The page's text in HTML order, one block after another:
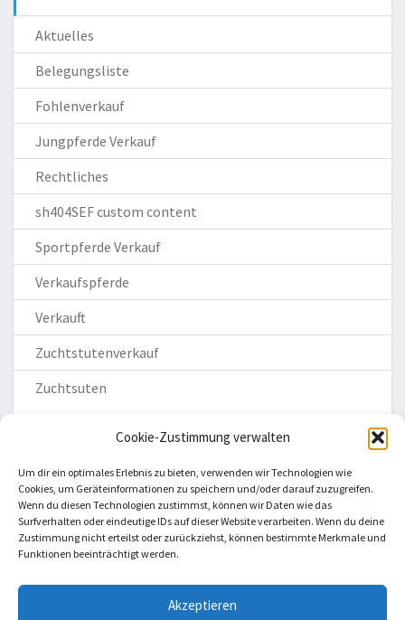
Cookie-Zustimmung verwalten
Um dir ein optimales Erlebnis zu bieten, verwenden wir Technologien wie
Cookies, um Geräteinformationen zu speichern und/oder darauf zuzugreifen.
Wenn du diesen Technologien zustimmst, können wir Daten wie das
Surfverhalten oder eindeutige IDs auf dieser Website verarbeiten. Wenn du deine
Zustimmung nicht erteilst oder zurückziehst, können bestimmte Merkmale und
Funktionen beeinträchtigt werden.
Akzeptieren
Aktuelles
Belegungsliste
Fohlenverkauf
Jungpferde Verkauf
Rechtliches
sh404SEF custom content
Sportpferde Verkauf
Verkaufspferde
Verkauft
Zuchtstutenverkauf
Zuchtsuten
Homepage
Impressum